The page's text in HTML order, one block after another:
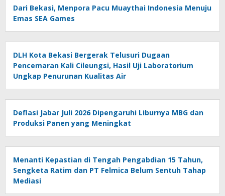
Dari Bekasi, Menpora Pacu Muaythai Indonesia Menuju
Emas SEA Games
DLH Kota Bekasi Bergerak Telusuri Dugaan
Pencemaran Kali Cileungsi, Hasil Uji Laboratorium
Ungkap Penurunan Kualitas Air
Deflasi Jabar Juli 2026 Dipengaruhi Liburnya MBG dan
Produksi Panen yang Meningkat
Menanti Kepastian di Tengah Pengabdian 15 Tahun,
Sengketa Ratim dan PT Felmica Belum Sentuh Tahap
Mediasi